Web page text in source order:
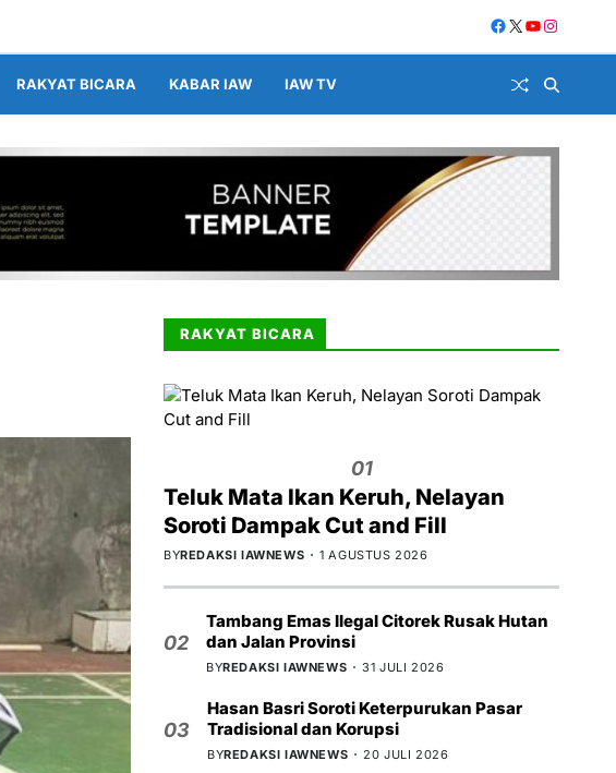
RAKYAT BICARA KABAR IAW IAW TV
RAKYAT BICARA
01
Teluk Mata Ikan Keruh, Nelayan
Soroti Dampak Cut and Fill
BYREDAKSI IAWNEWS 1 AGUSTUS 2026
02
Tambang Emas Ilegal Citorek Rusak Hutan
dan Jalan Provinsi
BYREDAKSI IAWNEWS 31 JULI 2026
03
Hasan Basri Soroti Keterpurukan Pasar
Tradisional dan Korupsi
BYREDAKSI IAWNEWS 20 JULI 2026